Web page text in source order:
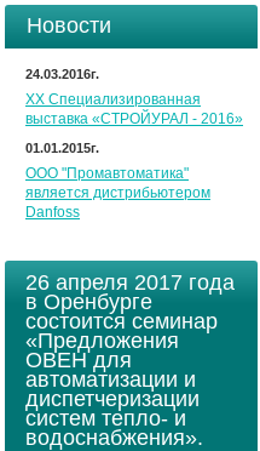
Новости
24.03.2016г.
XX Специализированная
выставка «СТРОЙУРАЛ - 2016»
01.01.2015г.
ООО "Промавтоматика"
является дистрибьютером
Danfoss
26 апреля 2017 года
в Оренбурге
состоится семинар
«Предложения
ОВЕН для
автоматизации и
диспетчеризации
систем тепло- и
водоснабжения».